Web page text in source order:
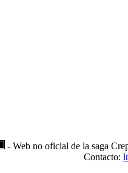
- Web no oficial de la saga
Contacto: